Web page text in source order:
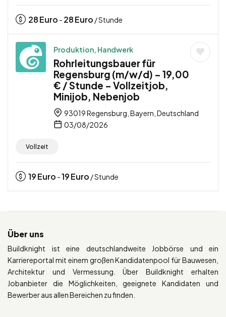
28Euro - 28Euro / Stunde
Produktion, Handwerk
Rohrleitungsbauer für
Regensburg (m/w/d) – 19,00
€ / Stunde – Vollzeitjob,
Minijob, Nebenjob
93019 Regensburg, Bayern, Deutschland
03/08/2026
Vollzeit
19Euro -19Euro / Stunde
Über uns
Buildknight ist eine deutschlandweite Jobbörse und ein
Karriereportal mit einem großen Kandidatenpool für Bauwesen,
Architektur und Vermessung. Über Buildknight erhalten
Jobanbieter die Möglichkeiten, geeignete Kandidaten und
Bewerber aus allen Bereichen zu finden.